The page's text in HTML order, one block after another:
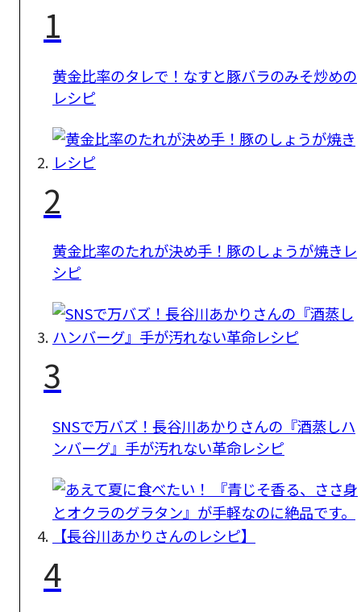
1
黄金比率のタレで！なすと豚バラのみそ炒めの
レシピ
2
黄金比率のたれが決め手！豚のしょうが焼きレ
シピ
3
SNSで万バズ！長谷川あかりさんの『酒蒸しハ
ンバーグ』手が汚れない革命レシピ
4